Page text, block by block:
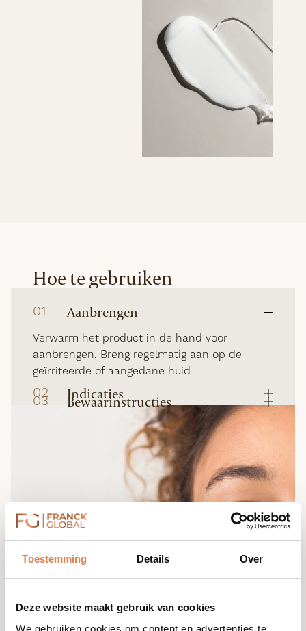
Toestemming Details Over
Deze website maakt gebruik van cookies
We gebruiken cookies om content en advertenties te
Hoe te gebruiken
Aanbrengen
Verwarm het product in de hand voor
aanbrengen. Breng regelmatig aan op de
geïrriteerde of aangedane huid
01
Indicaties
Geschikt voor insectenbeten, huiduitslag en
02 Bewaarinstructies
Bewaren op een koele, droge plaats
03